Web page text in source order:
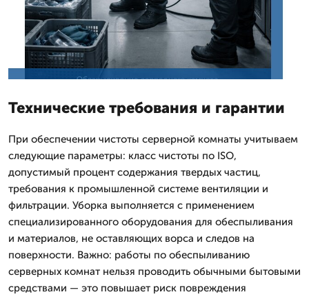
Технические требования и гарантии
При обеспечении чистоты серверной комнаты учитываем
следующие параметры: класс чистоты по ISO,
допустимый процент содержания твердых частиц,
требования к промышленной системе вентиляции и
фильтрации. Уборка выполняется с применением
специализированного оборудования для обеспыливания
и материалов, не оставляющих ворса и следов на
поверхности. Важно: работы по обеспыливанию
серверных комнат нельзя проводить обычными бытовыми
средствами — это повышает риск повреждения